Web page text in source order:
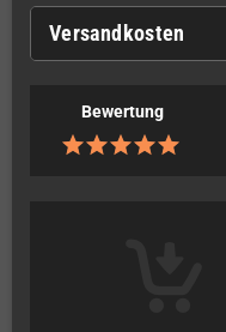
Versandkosten
Bewertung